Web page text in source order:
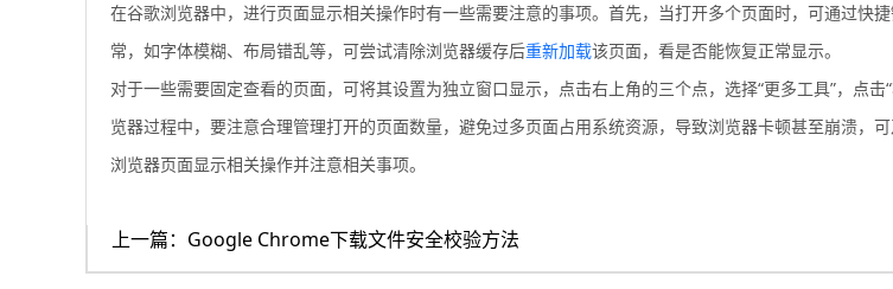
在谷歌浏览器中，进行页面显示相关操作时有一些需要注意的事项。首先，当打开多个页面时，可通过快
常，如字体模糊、布局错乱等，可尝试清除浏览器缓存后重新加载该页面，看是否能恢复正常显示。
对于一些需要固定查看的页面，可将其设置为独立窗口显示，点击右上角的三个点，选择“更多工具”，点
览器过程中，要注意合理管理打开的页面数量，避免过多页面占用系统资源，导致浏览器卡顿甚至崩溃，
浏览器页面显示相关操作并注意相关事项。
上一篇：Google Chrome下载文件安全校验方法